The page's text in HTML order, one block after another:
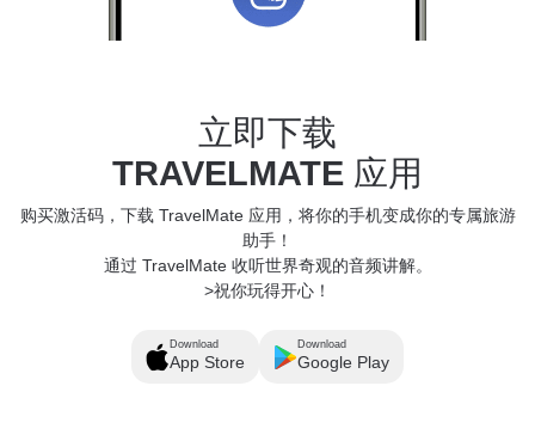
立即下载
TRAVELMATE 应用
购买激活码，下载 TravelMate 应用，将你的手机变成你的专属旅游
助手！
通过 TravelMate 收听世界奇观的音频讲解。
>祝你玩得开心！
Download
App Store
Download
Google Play